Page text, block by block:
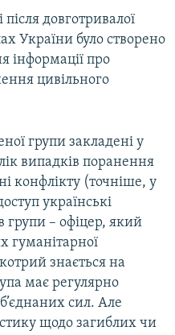
довготривалої
України було створено
інформації про
цивільного
групи закладені у
випадків поранення
конфлікту (точніше, у
українські
групи – офіцер, який
гуманітарної
знається на
має регулярно
сил. Але
щодо загиблих чи